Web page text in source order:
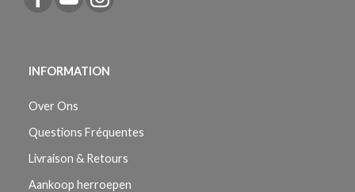
INFORMATION
Over Ons
Questions Fréquentes
Livraison & Retours
Aankoop herroepen